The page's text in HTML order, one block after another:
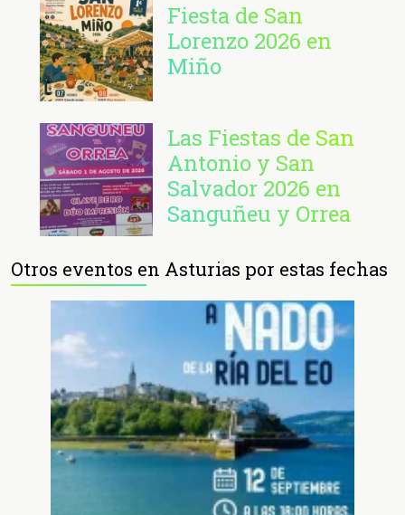
Fiesta de San
Lorenzo 2026 en
Miño
Las Fiestas de San
Antonio y San
Salvador 2026 en
Sanguñeu y Orrea
Otros eventos en Asturias por estas fechas